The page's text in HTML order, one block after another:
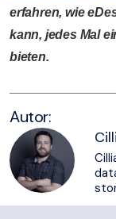
erfahren, wie
kann, jedes Mal
bieten.
Autor: